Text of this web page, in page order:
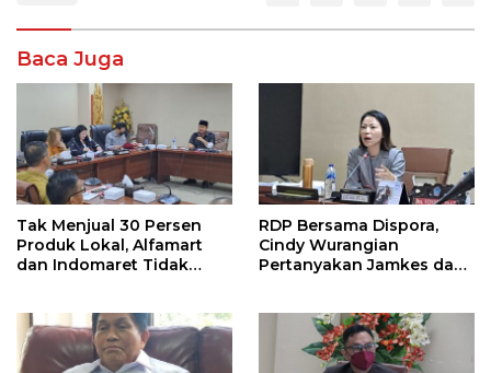
Baca Juga
Tak Menjual 30 Persen
Produk Lokal, Alfamart
dan Indomaret Tidak
Perekonomian Sulut
RDP Bersama Dispora,
Cindy Wurangian
Pertanyakan Jamkes dan